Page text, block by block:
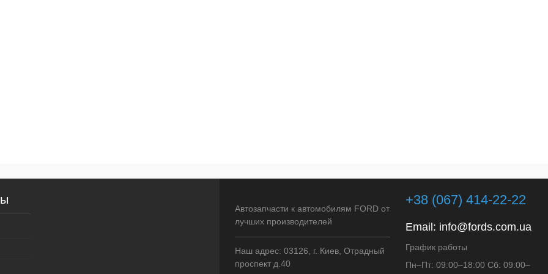
Автозапчасти к автомобилям FORD от
лучших производителей
Наш адрес: 03126, г. Киев, Отрадный
проспект д.40
+38 (067) 414-22-22
Email: info@fords.com.ua
График работы
Пн–Пт: 09:00–18:00 Сб: 09:00–